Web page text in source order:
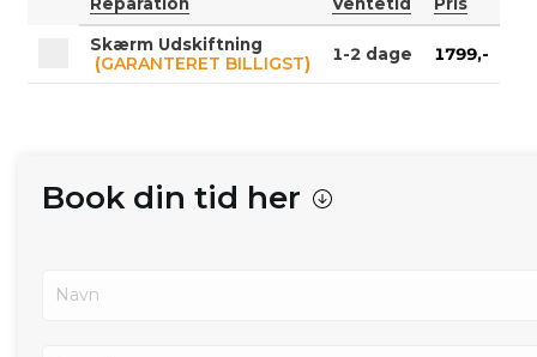
Skærm Udskiftning
(GARANTERET BILLIGST) 1-2 dage 1799,-
Book din tid her